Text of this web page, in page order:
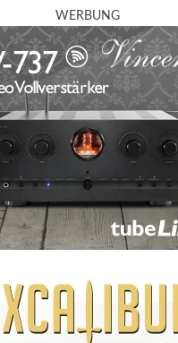
WERBUNG